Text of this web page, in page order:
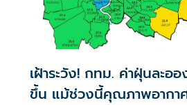
เฝ้าระวัง! กทม. ค่าฝุ่นละอ
ขึ้น แม้ช่วงนี้คุณภาพอากา